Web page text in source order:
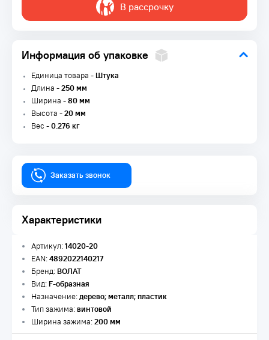
В рассрочку
Информация об упаковке
Единица товара -Штука
Длина -250 мм
Ширина -80 мм
Высота -20 мм
Вес -0.276 кг
Заказать звонок
Характеристики
Артикул:14020-20
EAN:4892022140217
Бренд:ВОЛАТ
Вид:F-образная
Назначение:дерево; металл; пластик
Тип зажима:винтовой
Ширина зажима:200 мм